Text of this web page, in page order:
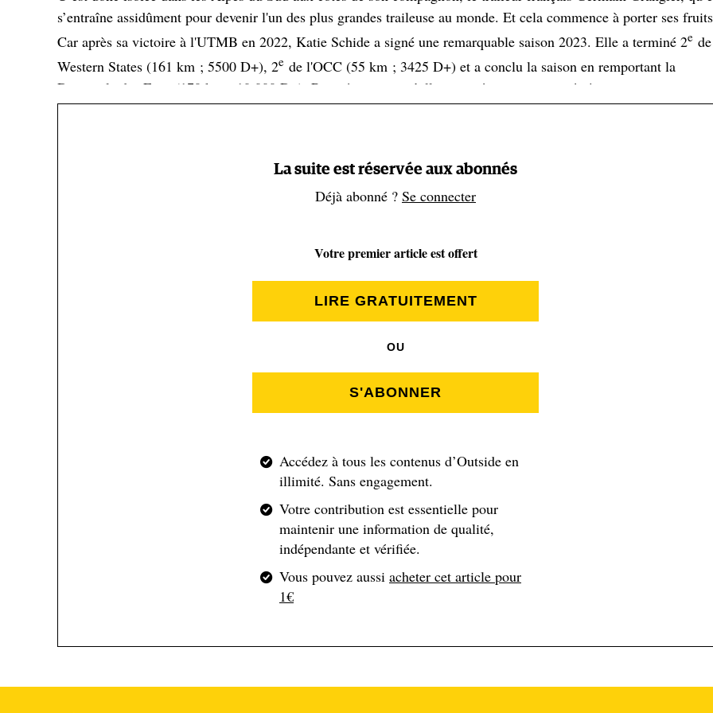
s’entraîne assidûment pour devenir l'un des plus grandes traileuse au monde. Et cela commence à porter ses
Car après sa victoire à l'UTMB en 2022, Katie Schide a signé une remarquable saison 2023. Elle a terminé 2e
Western States (161 km ; 5500 D+), 2e de l'OCC (55 km ; 3425 D+) et a conclu la saison en remportant la
Diagonale des Fous (170 km ; 10 000 D+). Reste à voir ce qu’elle nous réserve cette année !
Les sentiers techniques ont toujours fait partie de l'univers de Katie. Ayant grandi à Gardiner, dans le Maine, elle a
alors qu’elle était encore lycéenne, les 430 kilomètres de la Long Trail du Vermont, un parcours qui traverse les
Green Mountains, du Massachusetts jusqu'au Canada. « Ces périples lui ont donné l'amour des montagnes »,
de passion pour les montagnes s'est transformé en un amour du trail. Le traileur américain Jeff Colt y a assisté.
Des études les ayant conduits à devenir, le temps d’un été, gardiens de refuge dans les White Mountain. Sur place,
ils rallieront les huit refuges de la zone en près de 80 kilomètres. Un véritable exploit technique, le lieu, parsemé
rochers, étant particulièrement accidenté. « C'était dur », se souvient Jeff Colt, fasciné par l’énergie débordante
traileuse qui commençait, en parallèle de ses études, à s’aligner sur des courses. Et sa première participation à une
compétition, les 45 kilomètres du Logan Peak, dans l'Utah, fut un succès. D’innombrables victoires ont suivi. «
était tellement en avance sur les autres », raconte sa mère. « Je n'arrivais pas à y croire ».
La suite est réservée aux abonnés
Déjà abonné ? Se connecter
Votre premier article est offert
LIRE GRATUITEMENT
OU
S'ABONNER
Accédez à tous les contenus d’Outside en
illimité. Sans engagement.
Votre contribution est essentielle pour
maintenir une information de qualité,
indépendante et vérifiée.
Vous pouvez aussi acheter cet article pour
1€